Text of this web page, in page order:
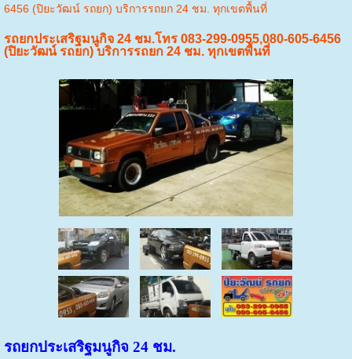
6456 (ปิยะวัฒน์ รถยก) บริการรถยก 24 ชม. ทุกเขตพื้นที่
รถยกประเสริฐมนูกิจ 24 ชม.โทร 083-299-0955,080-605-6456
(ปิยะวัฒน์ รถยก) บริการรถยก 24 ชม. ทุกเขตพื้นที่
รถยกประเสริฐมนูกิจ 24 ชม.